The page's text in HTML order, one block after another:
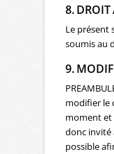
8. DROIT
Le présent
soumis au
9.
modifier le
moment et
donc invité
possible